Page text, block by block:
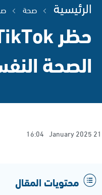
الرئيسية صحة
الصحة
21 January 2025
16:04
محتويات المقال